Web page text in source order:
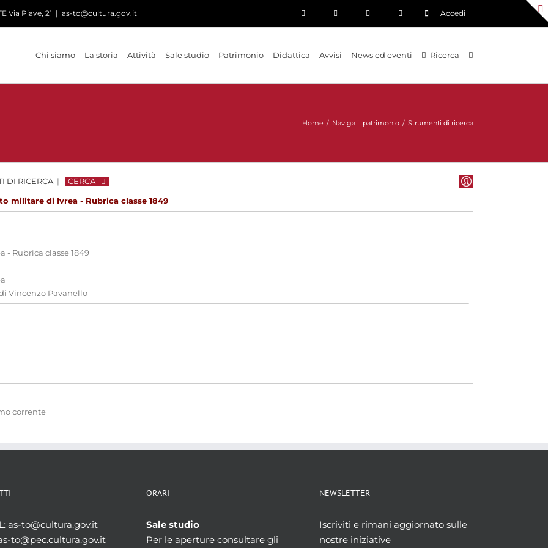
Via Piave, 21 | as-to@cultura.gov.it Accedi
Chi siamo La storia Attività Sale studio Patrimonio Didattica Avvisi News ed eventi Ricerca
Home / Naviga il patrimonio / Strumenti di ricerca
DI RICERCA | CERCA
militare di Ivrea - Rubrica classe 1849
- Rubrica classe 1849
Vincenzo Pavanello
corrente
: as-to@cultura.gov.it
to@pec.cultura.gov.it
ORARI
Sale studio
Per le aperture consultare gli
NEWSLETTER
Iscriviti e rimani aggiornato sulle
nostre iniziative